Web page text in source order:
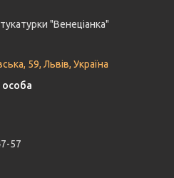
"Венеціанка"
59, Львів, Україна
57